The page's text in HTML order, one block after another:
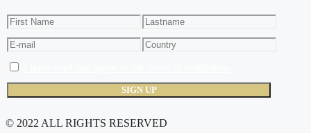
© 2022 ALL RIGHTS RESERVED​